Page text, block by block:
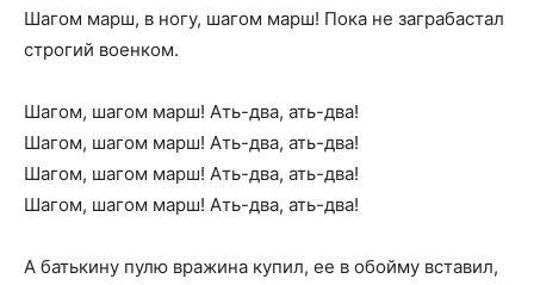
Шагом марш, в ногу, шагом марш! Пока не заграбастал
строгий военком.
Шагом, шагом марш! Ать-два, ать-два!
Шагом, шагом марш! Ать-два, ать-два!
Шагом, шагом марш! Ать-два, ать-два!
Шагом, шагом марш! Ать-два, ать-два!
А батькину пулю вражина купил, ее в обойму вставил,